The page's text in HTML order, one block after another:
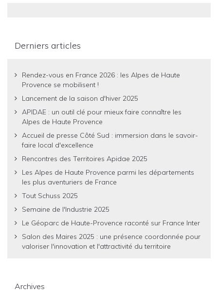
Derniers articles
Rendez-vous en France 2026 : les Alpes de Haute
Provence se mobilisent !
Lancement de la saison d'hiver 2025
APIDAE : un outil clé pour mieux faire connaître les
Alpes de Haute Provence
Accueil de presse Côté Sud : immersion dans le savoir-
faire local d'excellence
Rencontres des Territoires Apidae 2025
Les Alpes de Haute Provence parmi les départements
les plus aventuriers de France
Tout Schuss 2025
Semaine de l'Industrie 2025
Le Géoparc de Haute-Provence raconté sur France Inter
Salon des Maires 2025 : une présence coordonnée pour
valoriser l'innovation et l'attractivité du territoire
Archives